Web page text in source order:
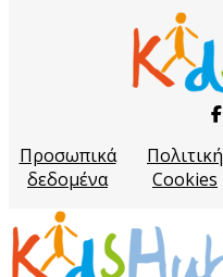
Προσωπικά
δεδομένα
Πολιτική
Cookies